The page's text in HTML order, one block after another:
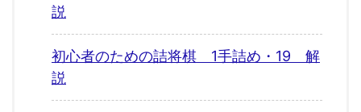
説
初心者のための詰将棋 1手詰め・19 解
説